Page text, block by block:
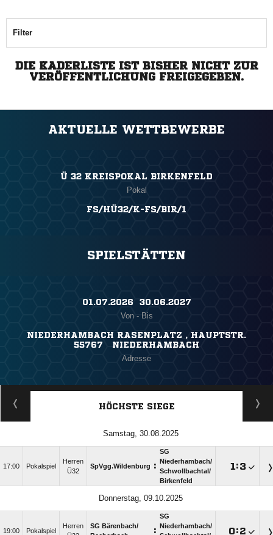
Filter
DIE KADERLISTE IST BISHER NICHT ZUR
VERÖFFENTLICHUNG FREIGEGEBEN.
AKTUELLE WETTBEWERBE
Ü 32 KREISPOKAL BIRKENFELD
Pokal
FS/HÜ32/K-FS/BIR/1
SPIELSTÄTTEN
01.07.2026 ​ 30.06.2027
Von - Bis
NIEDERHAMBACH RASENPLATZ , HAUPTSTR.
55767 NIEDERHAMBACH
Adresse
HÖCHSTE SIEGE
Samstag, 30.08.2025
17:00 Pokalspiel
Herren
Ü32
SpVgg.Wildenburg :
SG
Niederhambach/​
Schwollbachtal/​
Birkenfeld
:
Donnerstag, 09.10.2025
19:00 Pokalspiel
Herren
SG Bärenbach/​
:
SG
Niederhambach/​
: